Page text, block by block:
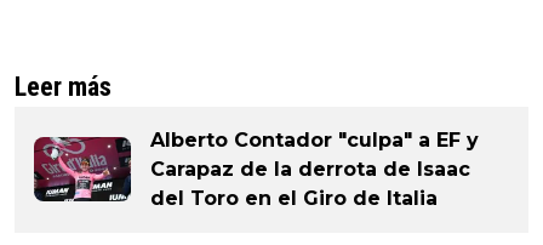
Leer más
Alberto Contador "culpa" a EF y
Carapaz de la derrota de Isaac
del Toro en el Giro de Italia